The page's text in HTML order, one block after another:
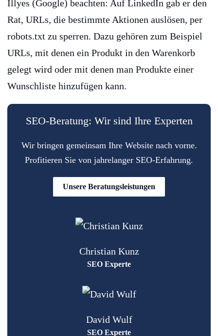
Illyes (Google) beachten: Auf LinkedIn gab er den
Rat, URLs, die bestimmte Aktionen auslösen, per
robots.txt zu sperren. Dazu gehören zum Beispiel
URLs, mit denen ein Produkt in den Warenkorb
gelegt wird oder mit denen man Produkte einer
Wunschliste hinzufügen kann.
SEO-Beratung: Wir sind Ihre Experten
Wir bringen gemeinsam Ihre Website nach vorne.
Profitieren Sie von jahrelanger SEO-Erfahrung.
Unsere Beratungsleistungen
Christian Kunz
SEO Experte
David Wulf
SEO Experte